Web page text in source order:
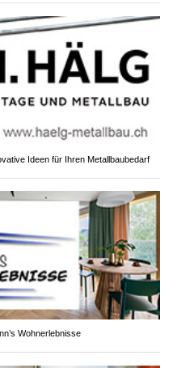
Ideen für Ihren Metallbaubedarf
Wohnerlebnisse